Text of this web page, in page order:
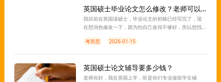
英国硕士毕业论文怎么修改？老师可以指导吗？
我目前在英国读硕士，毕业论文的初稿已经写完了，现
在想润色修改一下，因为怕自己改得不够好，所以想找
有的话请推荐给我，谢谢~
考而思 2026-01-15
英国硕士论文辅导要多少钱？
老师你好，我在英国上学，听是你们专业做留学生辅